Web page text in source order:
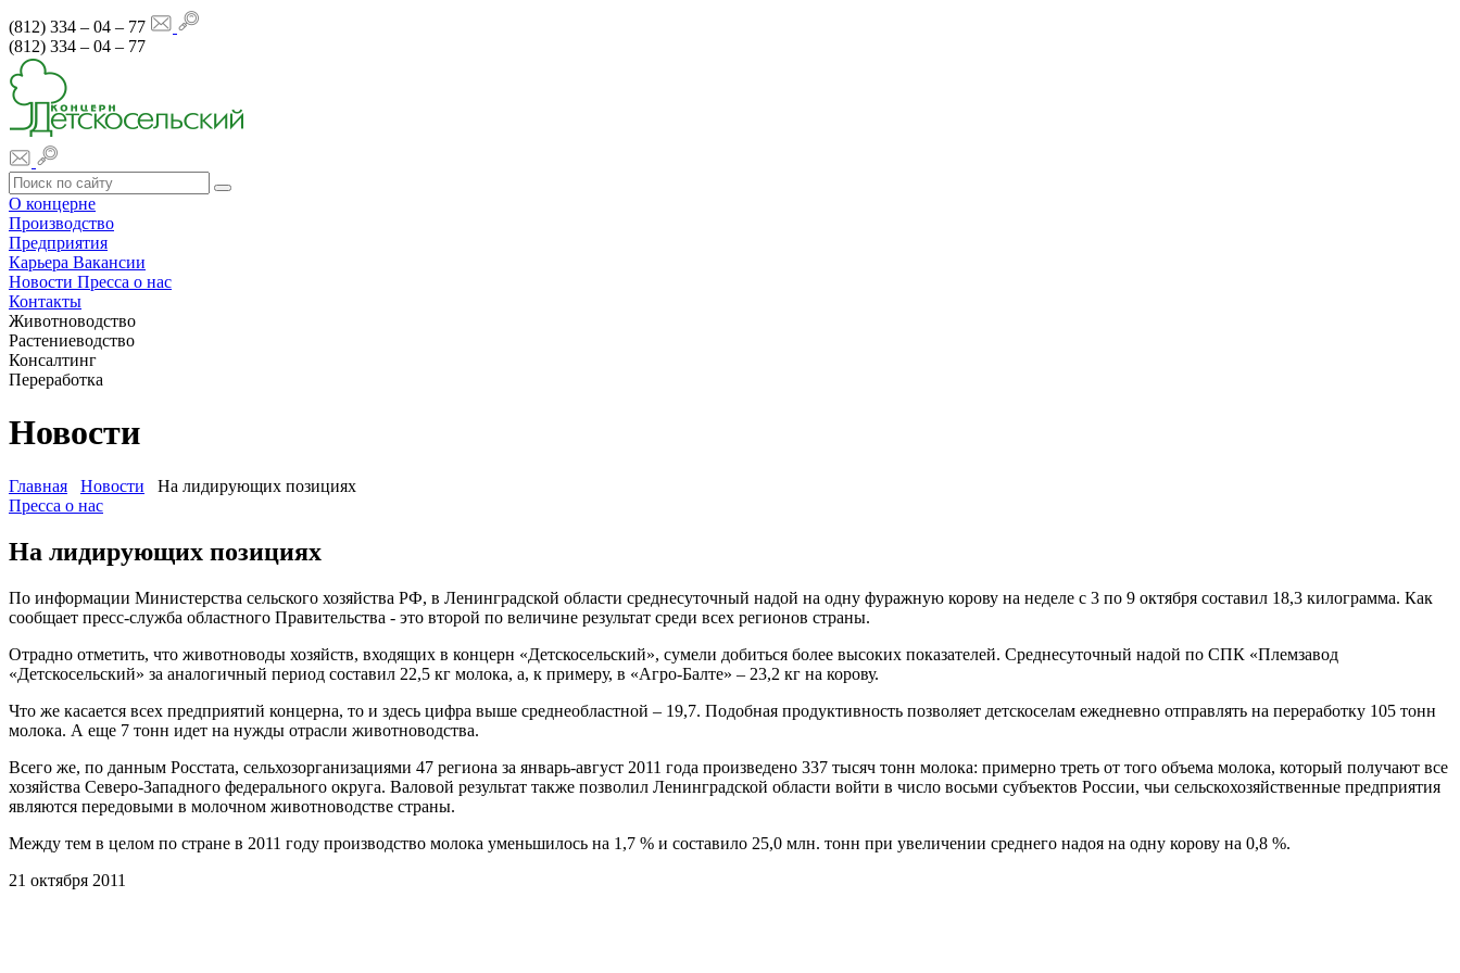
(812) 334 – 04 – 77
(812) 334 – 04 – 77
О концерне
Производство
Предприятия
Карьера Вакансии
Новости Пресса о нас
Контакты
Животноводство
Растениеводство
Консалтинг
Переработка
Новости
Главная Новости На лидирующих позициях
Пресса о нас
На лидирующих позициях
По информации Министерства сельского хозяйства РФ, в Ленинградской области среднесуточный надой на одну фуражную корову на неделе с 3 по 9 октября составил 18,3 килограмма. Как
сообщает пресс-служба областного Правительства - это второй по величине результат среди всех регионов страны.
Отрадно отметить, что животноводы хозяйств, входящих в концерн «Детскосельский», сумели добиться более высоких показателей. Среднесуточный надой по СПК «Племзавод
«Детскосельский» за аналогичный период составил 22,5 кг молока, а, к примеру, в «Агро-Балте» – 23,2 кг на корову.
Что же касается всех предприятий концерна, то и здесь цифра выше среднеобластной – 19,7. Подобная продуктивность позволяет детскоселам ежедневно отправлять на переработку 105 тонн
молока. А еще 7 тонн идет на нужды отрасли животноводства.
Всего же, по данным Росстата, сельхозорганизациями 47 региона за январь-август 2011 года произведено 337 тысяч тонн молока: примерно треть от того объема молока, который получают все
хозяйства Северо-Западного федерального округа. Валовой результат также позволил Ленинградской области войти в число восьми субъектов России, чьи сельскохозяйственные предприятия
являются передовыми в молочном животноводстве страны.
Между тем в целом по стране в 2011 году производство молока уменьшилось на 1,7 % и составило 25,0 млн. тонн при увеличении среднего надоя на одну корову на 0,8 %.
21 октября 2011